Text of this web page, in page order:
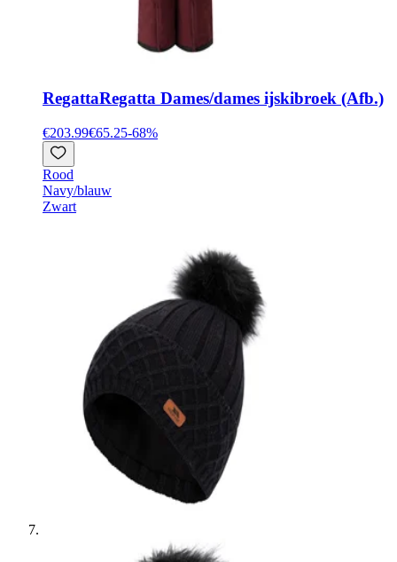
RegattaRegatta Dames/dames ijskibroek (Afb.)
€203.99€65.25-68%
Rood
Navy/blauw
Zwart